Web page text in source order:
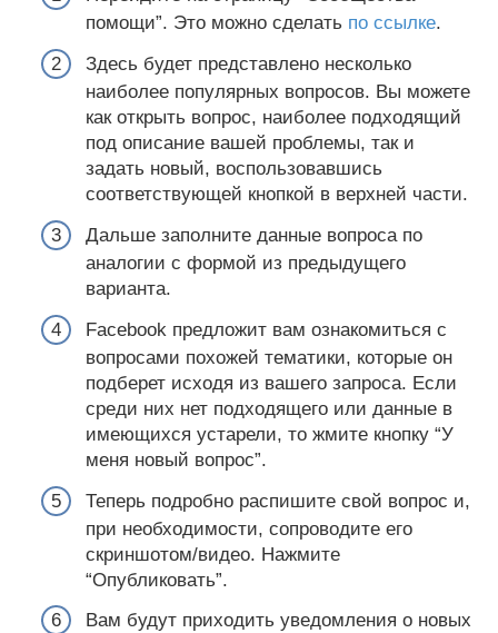
помощи”. Это можно сделать по ссылке.
Здесь будет представлено несколько
наиболее популярных вопросов. Вы можете
как открыть вопрос, наиболее подходящий
под описание вашей проблемы, так и
задать новый, воспользовавшись
соответствующей кнопкой в верхней части.
Дальше заполните данные вопроса по
аналогии с формой из предыдущего
варианта.
Facebook предложит вам ознакомиться с
вопросами похожей тематики, которые он
подберет исходя из вашего запроса. Если
среди них нет подходящего или данные в
имеющихся устарели, то жмите кнопку “У
меня новый вопрос”.
Теперь подробно распишите свой вопрос и,
при необходимости, сопроводите его
скриншотом/видео. Нажмите
“Опубликовать”.
Вам будут приходить уведомления о новых